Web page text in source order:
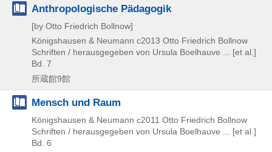
Anthropologische Pädagogik
[by Otto Friedrich Bollnow]
Königshausen & Neumann c2013 Otto Friedrich Bollnow
Schriften / herausgegeben von Ursula Boelhauve ... [et al.]
Bd. 7
所蔵館9館
Mensch und Raum
Königshausen & Neumann c2011 Otto Friedrich Bollnow
Schriften / herausgegeben von Ursula Boelhauve ... [et al.]
Bd. 6